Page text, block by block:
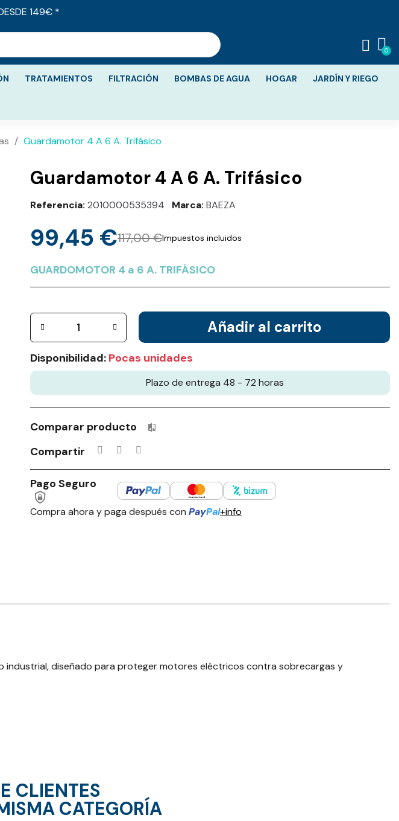
149€ *
TRATAMIENTOS FILTRACIÓN BOMBAS DE AGUA HOGAR JARDÍN Y RIEGO
Guardamotor 4 A 6 A. Trifásico
Guardamotor 4 A 6 A. Trifásico
Referencia 2010000535394 Marca BAEZA
117,00 €
99,45 € Impuestos incluidos
GUARDOMOTOR 4 a 6 A. TRIFÁSICO
Añadir al carrito
Disponibilidad: Pocas unidades
Plazo de entrega 48 - 72 horas
Comparar producto Productos incluidos en tu lista de comparación: 0 / 4
Compartir
Pago Seguro
Compra ahora y paga después con PayPal+info
industrial, diseñado para proteger motores eléctricos contra sobrecargas y
CLIENTES
CATEGORÍA